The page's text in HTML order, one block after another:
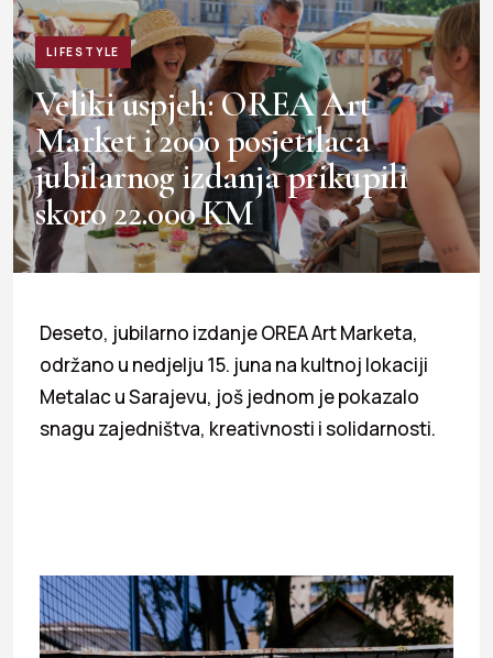
LIFESTYLE
Veliki uspjeh: OREA Art
Market i 2000 posjetilaca
jubilarnog izdanja prikupili
skoro 22.000 KM
Deseto, jubilarno izdanje OREA Art Marketa,
održano u nedjelju 15. juna na kultnoj lokaciji
Metalac u Sarajevu, još jednom je pokazalo
snagu zajedništva, kreativnosti i solidarnosti.